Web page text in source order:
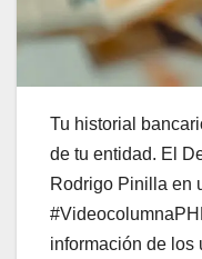
Tu historial
de tu entidad. El
Rodrigo Pinilla en
información de los